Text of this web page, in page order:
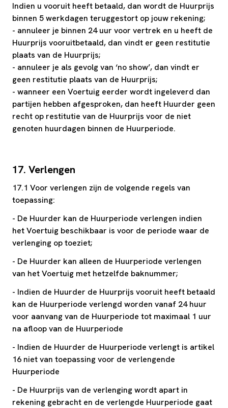
Indien u vooruit heeft betaald, dan wordt de Huurprijs
binnen 5 werkdagen teruggestort op jouw rekening;
- annuleer je binnen 24 uur voor vertrek en u heeft de
Huurprijs vooruitbetaald, dan vindt er geen restitutie
plaats van de Huurprijs;
- annuleer je als gevolg van ‘no show’, dan vindt er
geen restitutie plaats van de Huurprijs;
- wanneer een Voertuig eerder wordt ingeleverd dan
partijen hebben afgesproken, dan heeft Huurder geen
recht op restitutie van de Huurprijs voor de niet
genoten huurdagen binnen de Huurperiode.
17. Verlengen
17.1 Voor verlengen zijn de volgende regels van
toepassing:
- De Huurder kan de Huurperiode verlengen indien
het Voertuig beschikbaar is voor de periode waar de
verlenging op toeziet;
- De Huurder kan alleen de Huurperiode verlengen
van het Voertuig met hetzelfde baknummer;
- Indien de Huurder de Huurprijs vooruit heeft betaald
kan de Huurperiode verlengd worden vanaf 24 huur
voor aanvang van de Huurperiode tot maximaal 1 uur
na afloop van de Huurperiode
- Indien de Huurder de Huurperiode verlengt is artikel
16 niet van toepassing voor de verlengende
Huurperiode
- De Huurprijs van de verlenging wordt apart in
rekening gebracht en de verlengde Huurperiode gaat